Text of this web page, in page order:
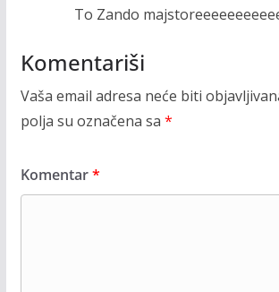
To Zando
Komentariši
Vaša email adresa neće biti
polja su označena sa *
Komentar*